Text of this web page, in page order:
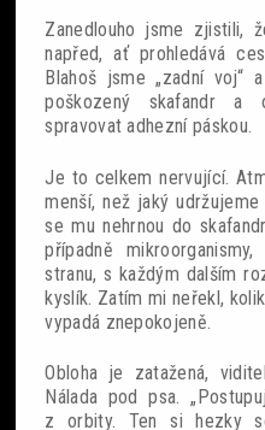
Sobotní srdcovky
Povídky
Blackout
Zanedlouho jsme zjistili,
napřed, ať prohledává
Blahoš jsme „zadní voj“
poškozený skafandr a
spravovat adhezní páskou.
Je to celkem nervující.
menší, než jaký
se mu nehrnou do
případně
stranu, s každým dalším
kyslík. Zatím mi neřekl,
vypadá znepokojeně.
Obloha je zatažená,
Nálada pod psa.
z orbity. Ten si hezky